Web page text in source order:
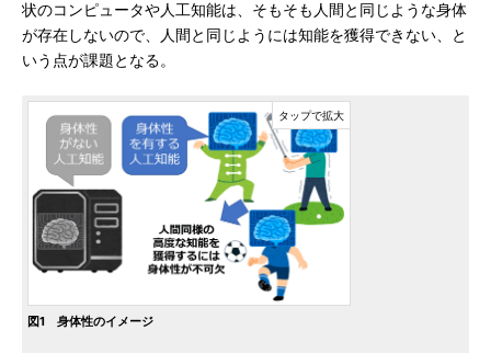
状のコンピュータや人工知能は、そもそも人間と同じような身体
が存在しないので、人間と同じようには知能を獲得できない、と
いう点が課題となる。
図1 身体性のイメージ